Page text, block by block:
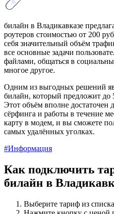
билайн в Владикавказе
роутеров стоимостью от 200
себя значительный объём
все основные задачи
файлами, общаться в
многое другое.
Одним из выгодных решений
билайн, который предложит до
Этот объём вполне достаточен
сёрфинга и работы в течение
карту в модем, и вы сможете
самых удалённых уголках.
#Информация
Как подключить
билайн в
Выберите тариф из